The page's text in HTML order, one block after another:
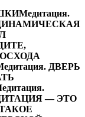
Медитация.
ДИНАМИЧЕСКАЯ
ДВЕРЬ
— ЭТО
ТАКОЕ